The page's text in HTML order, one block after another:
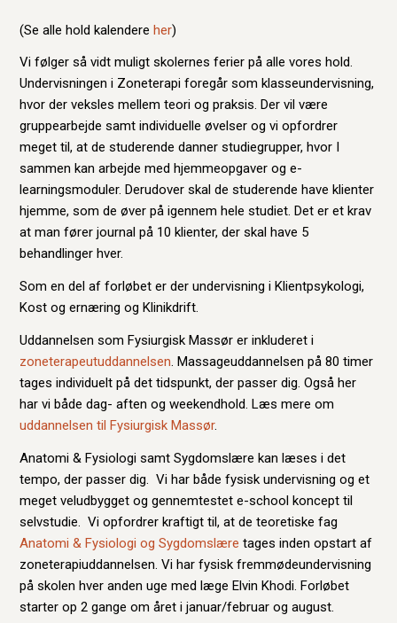
(Se alle hold kalendereher)
Vi følger så vidt muligt skolernes ferier på alle vores hold.
Undervisningen i Zoneterapi foregår som klasseundervisning,
hvor der veksles mellem teori og praksis. Der vil være
gruppearbejde samt individuelle øvelser og vi opfordrer
meget til, at de studerende danner studiegrupper, hvor I
sammen kan arbejde med hjemmeopgaver og e-
learningsmoduler. Derudover skal de studerende have klienter
hjemme, som de øver på igennem hele studiet. Det er et krav
at man fører journal på 10 klienter, der skal have 5
behandlinger hver.
Som en del af forløbet er der undervisning i Klientpsykologi,
Kost og ernæring og Klinikdrift.
Uddannelsen som Fysiurgisk Massør er inkluderet i
zoneterapeutuddannelsen. Massageuddannelsen på 80 timer
tages individuelt på det tidspunkt, der passer dig. Også her
har vi både dag- aften og weekendhold. Læs mere om
uddannelsen til Fysiurgisk Massør.
Anatomi & Fysiologi samt Sygdomslære kan læses i det
tempo, der passer dig. Vi har både fysisk undervisning og et
meget veludbygget og gennemtestet e-school koncept til
selvstudie. Vi opfordrer kraftigt til, at de teoretiske fag
Anatomi & Fysiologi og Sygdomslære tages inden opstart af
zoneterapiuddannelsen. Vi har fysisk fremmødeundervisning
på skolen hver anden uge med læge Elvin Khodi. Forløbet
starter op 2 gange om året i januar/februar og august.